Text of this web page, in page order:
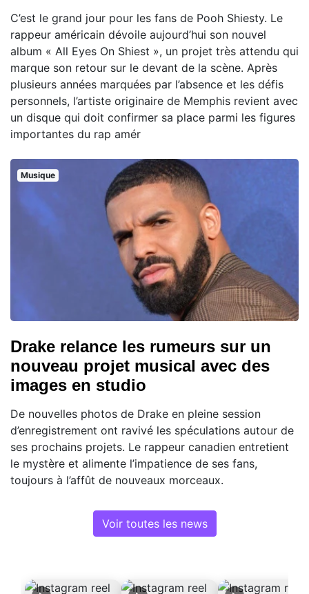
C’est le grand jour pour les fans de Pooh Shiesty. Le
rappeur américain dévoile aujourd’hui son nouvel
album « All Eyes On Shiest », un projet très attendu qui
marque son retour sur le devant de la scène. Après
plusieurs années marquées par l’absence et les défis
personnels, l’artiste originaire de Memphis revient avec
un disque qui doit confirmer sa place parmi les figures
importantes du rap amér
Musique
Drake relance les rumeurs sur un
nouveau projet musical avec des
images en studio
De nouvelles photos de Drake en pleine session
d’enregistrement ont ravivé les spéculations autour de
ses prochains projets. Le rappeur canadien entretient
le mystère et alimente l’impatience de ses fans,
toujours à l’affût de nouveaux morceaux.
Voir toutes les news